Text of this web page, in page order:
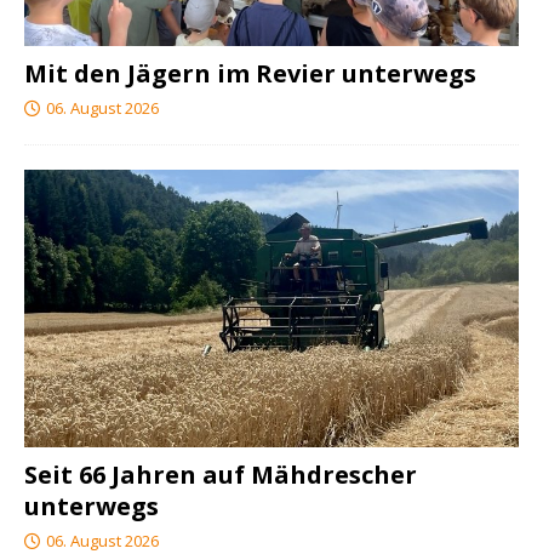
Mit den Jägern im Revier unterwegs
06. August 2026
Seit 66 Jahren auf Mähdrescher
unterwegs
06. August 2026